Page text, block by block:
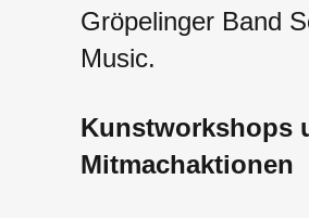
Gröpelinger Band
Music.
Kunstworkshops
Mitmachaktionen